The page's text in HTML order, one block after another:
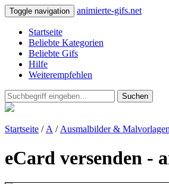
Toggle navigation animierte-gifs.net
Startseite
Beliebte Kategorien
Beliebte Gifs
Hilfe
Weiterempfehlen
Suchen
Startseite / A / Ausmalbilder & Malvorlagen
eCard versenden -